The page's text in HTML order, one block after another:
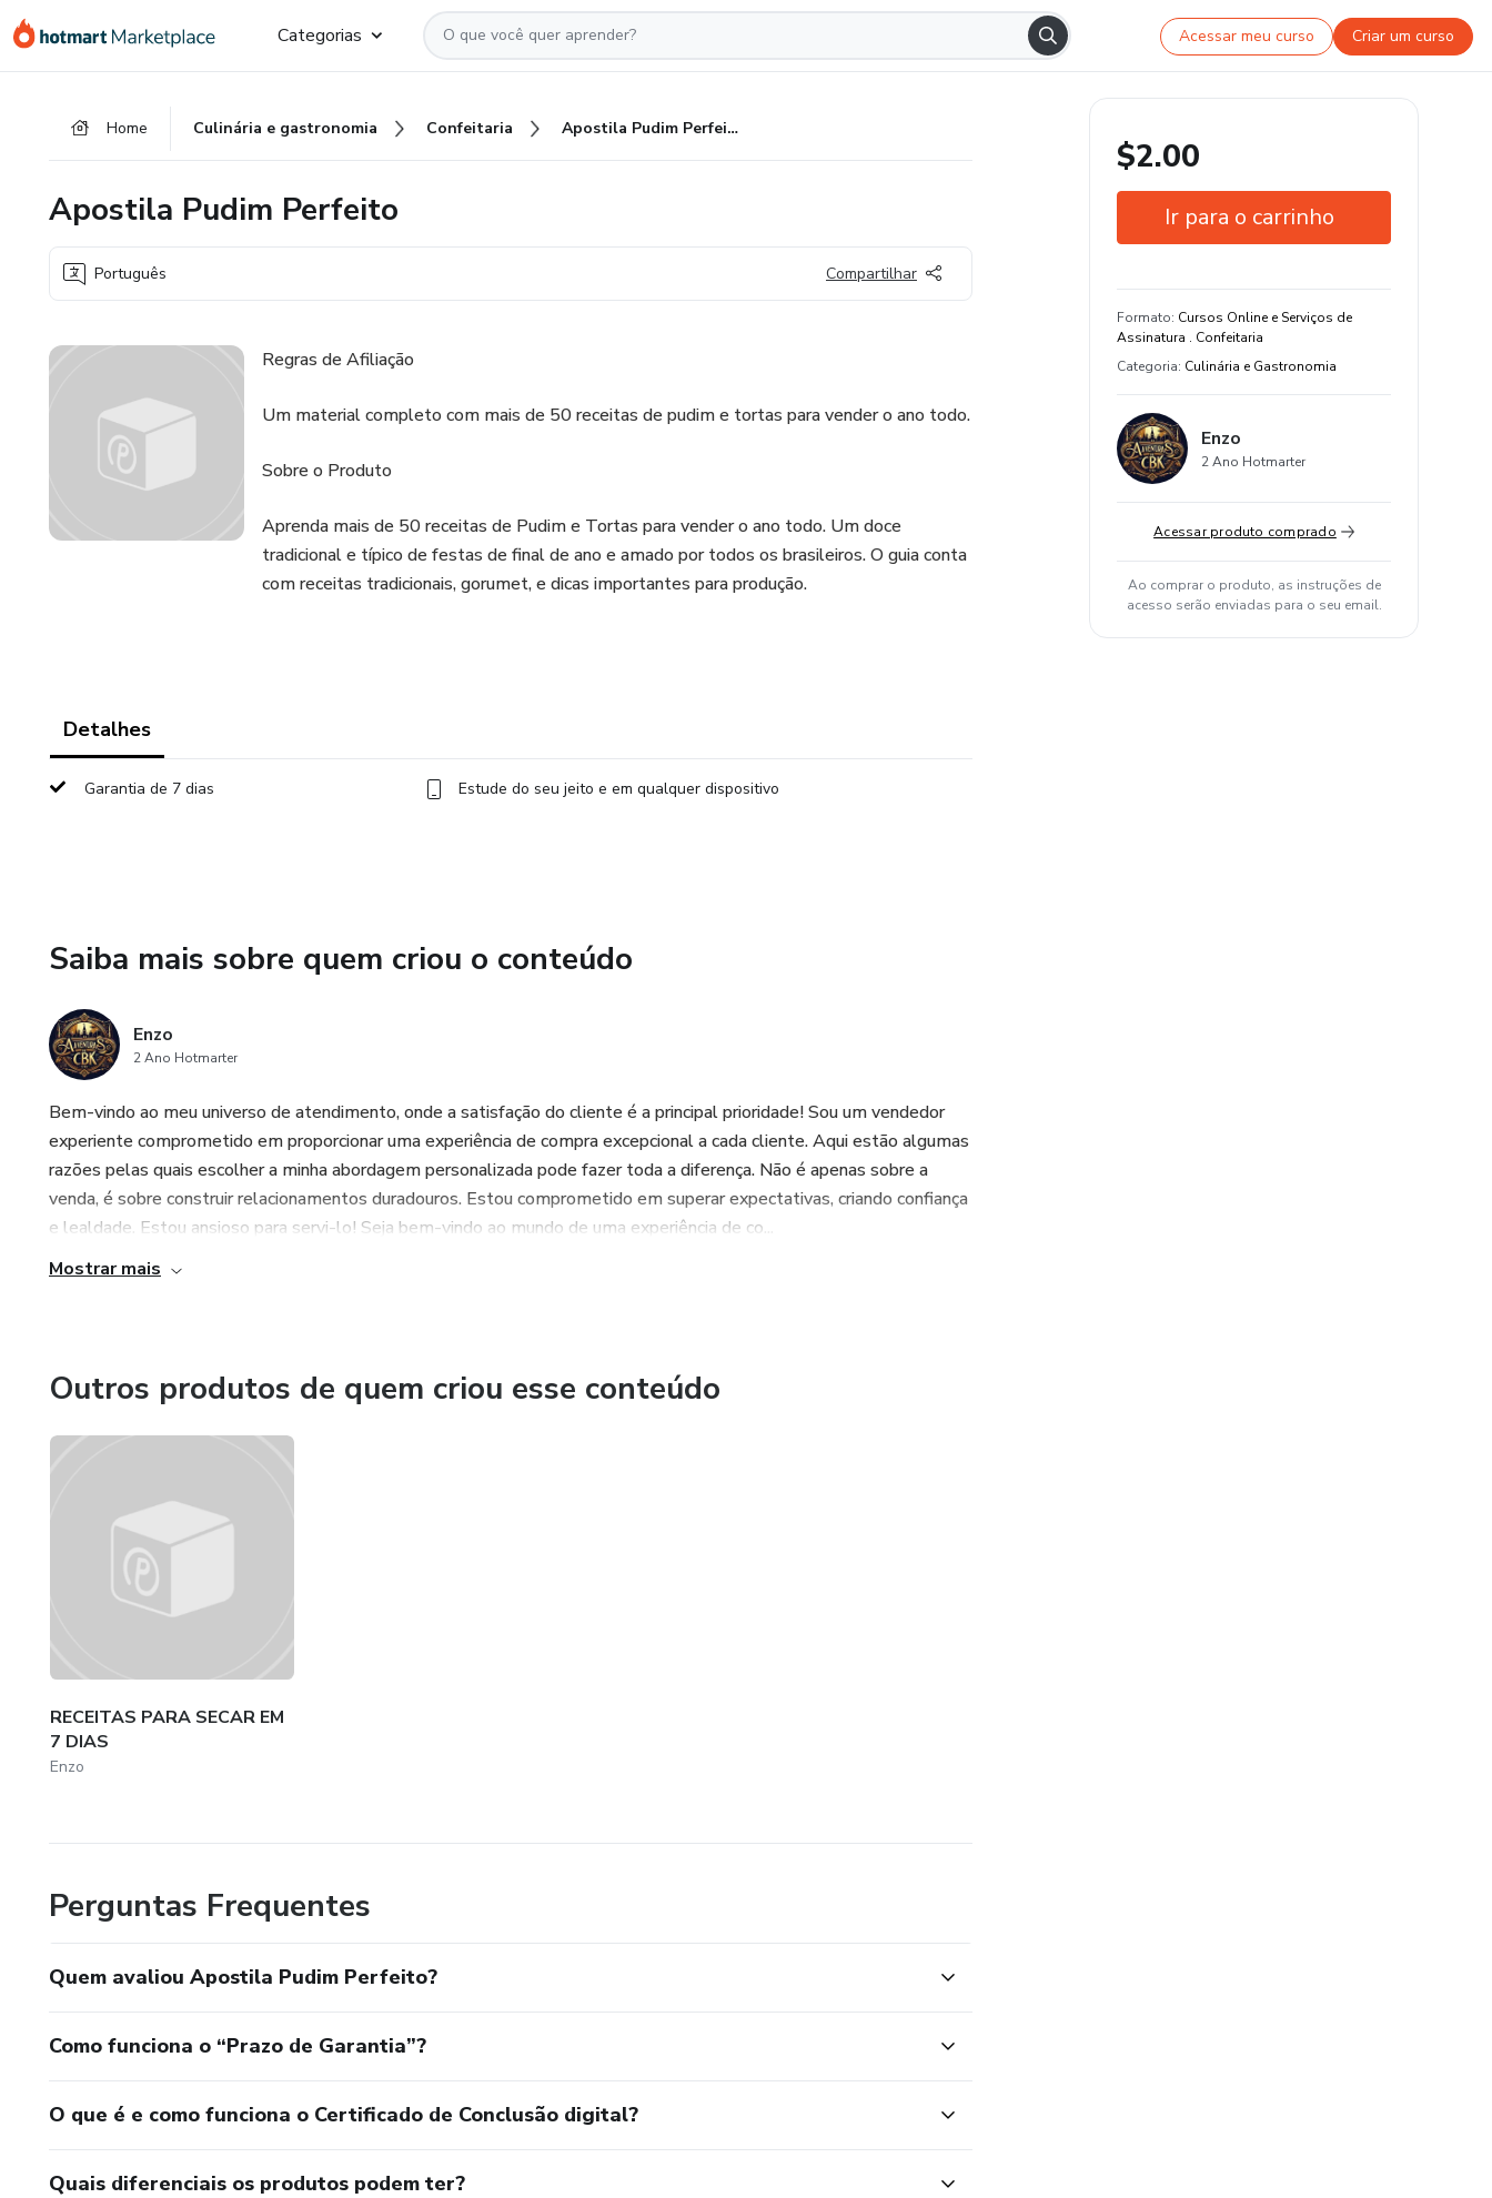
para
para
para
Categorias Acessar meu curso Criar um curso
Home Culinária e gastronomia Confeitaria Apostila Pudim Perfeito
Apostila Pudim Perfeito
Português Compartilhar
Regras de Afiliação
Um material completo com mais de 50 receitas de pudim e tortas para vender o ano todo.
Sobre o Produto
Aprenda mais de 50 receitas de Pudim e Tortas para vender o ano todo. Um doce
tradicional e típico de festas de final de ano e amado por todos os brasileiros. O guia conta
com receitas tradicionais, gorumet, e dicas importantes para produção.
Detalhes
Garantia de 7 dias Estude do seu jeito e em qualquer dispositivo
Saiba mais sobre quem criou o conteúdo
Enzo
2 Ano Hotmarter
Bem-vindo ao meu universo de atendimento, onde a satisfação do cliente é a principal prioridade! Sou um vendedor
experiente comprometido em proporcionar uma experiência de compra excepcional a cada cliente. Aqui estão algumas
razões pelas quais escolher a minha abordagem personalizada pode fazer toda a diferença. Não é apenas sobre a
venda, é sobre construir relacionamentos duradouros. Estou comprometido em superar expectativas, criando confiança
e lealdade. Estou ansioso para servi-lo! Seja bem-vindo ao mundo de uma experiência de co...
Mostrar mais
Outros produtos de quem criou esse conteúdo
RECEITAS PARA SECAR EM
7 DIAS
Enzo
Perguntas Frequentes
Quem avaliou Apostila Pudim Perfeito?
Como funciona o “Prazo de Garantia”?
O que é e como funciona o Certificado de Conclusão digital?
Quais diferenciais os produtos podem ter?
$2.00
Ir para o carrinho
Estude do seu jeito e em qualquer
dispositivo
Formato: Cursos Online e Serviços de
Assinatura . Confeitaria
Categoria: Culinária e Gastronomia
Enzo
2 Ano Hotmarter
Acessar produto comprado
Ao comprar o produto, as instruções de
acesso serão enviadas para o seu email.